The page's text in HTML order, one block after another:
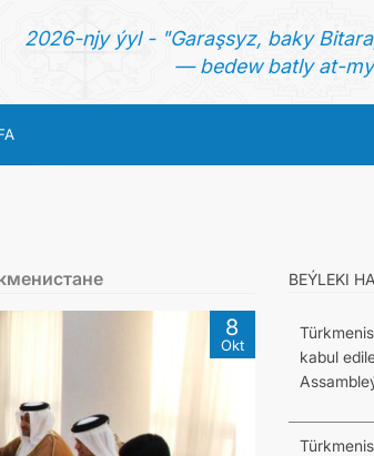
2026-njy ýyl - "Garaşsyz, baky
— bedew batly at-
8
Okt
BEÝLEKI
kabul